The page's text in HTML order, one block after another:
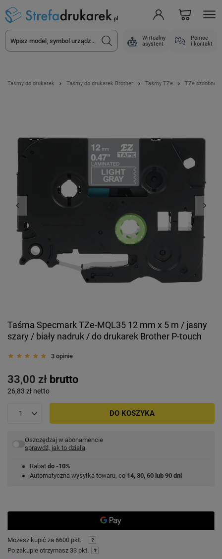
Wirtualny
asystent
Pomoc
i kontakt
Taśmy do drukarek Taśmy do drukarek Brother Taśmy TZe TZe ozdobne
Taśma Specmark TZe-MQL35 12 mm x 5 m / jasny
szary / biały nadruk / do drukarek Brother P-touch
3 opinie
33,00 zł brutto
26,83 zł netto
DO KOSZYKA
Oszczędzaj w abonamencie
sprawdź, jak to działa
Rabat do -10%
Automatyczna wysyłka towaru, co 14, 30, 60 lub 90 dni
Możesz kupić za 6600 pkt.
Po zakupie otrzymasz 33 pkt.